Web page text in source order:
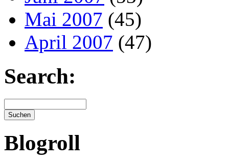
Mai 2007 (45)
April 2007 (47)
Search:
Blogroll